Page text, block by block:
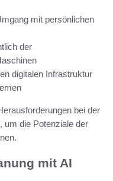
mit persönlichen
der
digitalen Infrastruktur
bei der
um die Potenziale der
mit AI